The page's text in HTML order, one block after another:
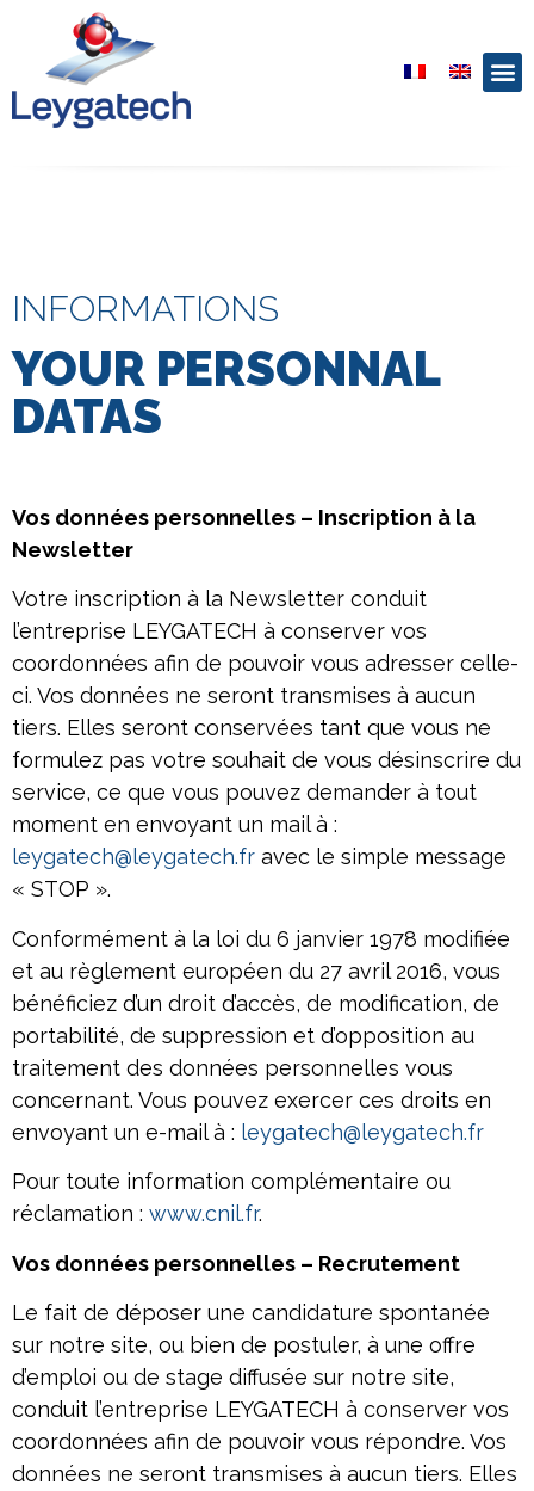
INFORMATIONS
YOUR PERSONNAL
DATAS
Vos données personnelles – Inscription à la
Newsletter
Votre inscription à la Newsletter conduit
l’entreprise LEYGATECH à conserver vos
coordonnées afin de pouvoir vous adresser celle-
ci. Vos données ne seront transmises à aucun
tiers. Elles seront conservées tant que vous ne
formulez pas votre souhait de vous désinscrire du
service, ce que vous pouvez demander à tout
moment en envoyant un mail à :
leygatech@leygatech.fr avec le simple message
« STOP ».
Conformément à la loi du 6 janvier 1978 modifiée
et au règlement européen du 27 avril 2016, vous
bénéficiez d’un droit d’accès, de modification, de
portabilité, de suppression et d’opposition au
traitement des données personnelles vous
concernant. Vous pouvez exercer ces droits en
envoyant un e-mail à : leygatech@leygatech.fr
Pour toute information complémentaire ou
réclamation : www.cnil.fr.
Vos données personnelles – Recrutement
Le fait de déposer une candidature spontanée
sur notre site, ou bien de postuler, à une offre
d’emploi ou de stage diffusée sur notre site,
conduit l’entreprise LEYGATECH à conserver vos
coordonnées afin de pouvoir vous répondre. Vos
données ne seront transmises à aucun tiers. Elles